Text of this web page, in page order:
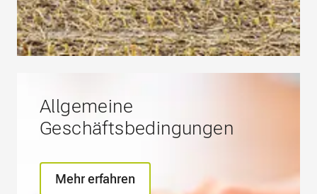
Allgemeine
Geschäftsbedingungen
Mehr erfahren